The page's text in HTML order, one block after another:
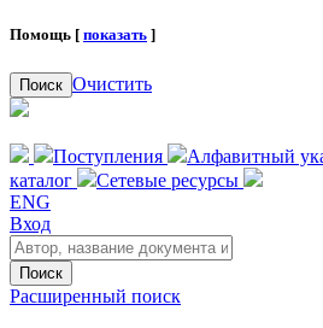
Помощь [ показать ]
Поиск Очистить
Поступления Алфавитный
каталог
Сетевые ресурсы
ENG
Вход
Поиск
Расширенный поиск